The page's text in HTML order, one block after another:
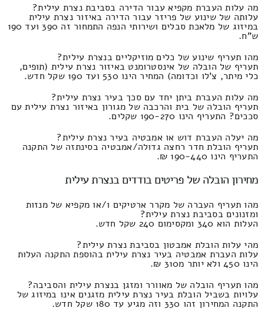
מה עלות העברת מקפיא עבור הדירה בסביבת נצרת עילית?
עלותה של שינוע של פריזר עבור הדירה באיזור נצרת עילית
במיזוג של מלאכת סבלים ושירותי הנפה התמחור זה 390 ועד 190
ש"ח.
מהו תעריף שינוע של כלים מוזיקליים בנצרת עילית?
תעריף של הובלה של אינסטרומנט באיזור נצרת עילית (תופים,
כלי מיתר, צ'לו וכדומה) המחיר הינו 530 ועד 190 שקל חדש.
מה עלות העברת ביתן יחד עם סכך בעיר נצרת עילית?
תעריף הובלה של בית והרכבה של מגורון באיזור נצרת עילית עם
סככים? התעריף הינו 190-270 שקלים.
מה יעלה העברת דוש או אמבטיה בעיר נצרת עילית?
תעריף הובלת חדר רחצה גדולה/אמבטיה בסינתזה של התקנה
התעריף הינו 190-440 ₪.
מחירון הובלה של פריטים בודדים בנצרת עילית
מהו תעריף העברה של מקרר ארטיקים ו/או מקפיא של מנזות
ומזנונים בסביבת נצרת עילית?
העלות הוא 340 ומקסימום 240 שקל חדש.
מהי עלות הובלת אמבטון בסביבת נצרת עילית?
עלות העברת אמבטיה בעיר נצרת עילית בהוספת התקנה העלות
הינו 450 ולא יותר מ310 ₪.
מהו תעריף הובלה של מאוורר ומזגן בנצרת עילית והסביבה?
עלויות בשביל הובלת בעיר נצרת עילית מזגנים אינו במיזוג של
התקנה המחירון זהו 330 וזה מגיע עד 180 שקל חדש.